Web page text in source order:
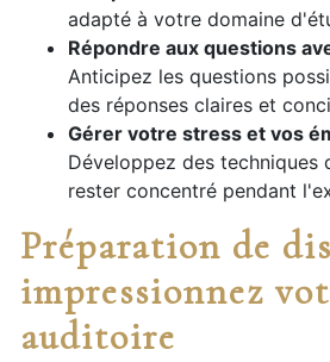
adapté à votre domaine
Répondre aux questions
Anticipez les questions
des réponses claires et
Gérer votre stress et vos
Développez des techniques
rester concentré pendant
Préparation de
impressionnez
auditoire